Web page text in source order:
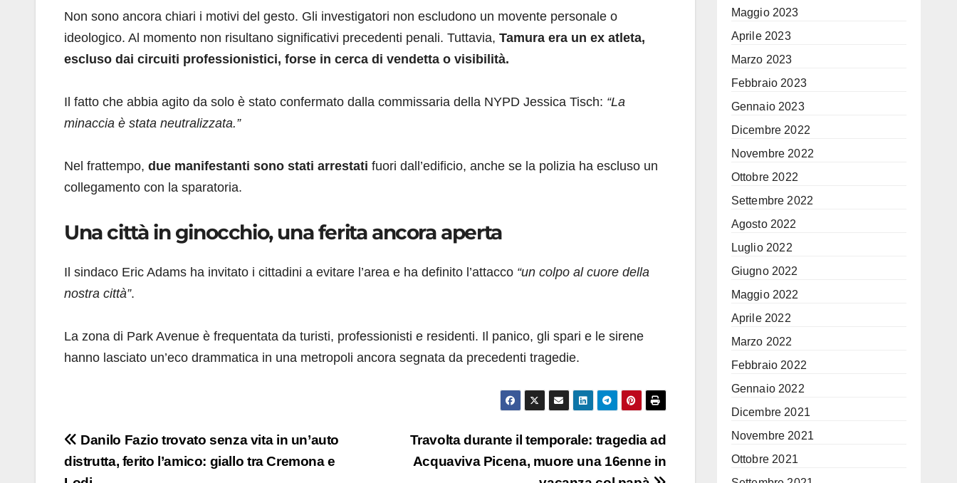
Non sono ancora chiari i motivi del gesto. Gli investigatori non escludono un movente personale o
ideologico. Al momento non risultano significativi precedenti penali. Tuttavia, Tamura era un ex atleta,
escluso dai circuiti professionistici, forse in cerca di vendetta o visibilità.
Il fatto che abbia agito da solo è stato confermato dalla commissaria della NYPD Jessica Tisch: “La
minaccia è stata neutralizzata.”
Nel frattempo, due manifestanti sono stati arrestati fuori dall’edificio, anche se la polizia ha escluso un
collegamento con la sparatoria.
Una città in ginocchio, una ferita ancora aperta
Il sindaco Eric Adams ha invitato i cittadini a evitare l’area e ha definito l’attacco “un colpo al cuore della
nostra città”.
La zona di Park Avenue è frequentata da turisti, professionisti e residenti. Il panico, gli spari e le sirene
hanno lasciato un’eco drammatica in una metropoli ancora segnata da precedenti tragedie.
Navigazione
articoli
Travolta durante il temporale: tragedia ad
Acquaviva Picena, muore una 16enne in
Danilo Fazio trovato senza vita in un’auto
distrutta, ferito l’amico: giallo tra Cremona e
Maggio 2023
Aprile 2023
Marzo 2023
Febbraio 2023
Gennaio 2023
Dicembre 2022
Novembre 2022
Ottobre 2022
Settembre 2022
Agosto 2022
Luglio 2022
Giugno 2022
Maggio 2022
Aprile 2022
Marzo 2022
Febbraio 2022
Gennaio 2022
Dicembre 2021
Novembre 2021
Ottobre 2021